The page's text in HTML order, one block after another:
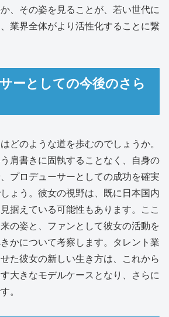
、その姿を見ることが、若い世代に
業界全体がより活性化することに繋
ーとしての今後のさら
どのような道を歩むのでしょうか。
肩書きに固執することなく、自身の
プロデューサーとしての成功を確実
ょう。彼女の視野は、既に日本国内
据えている可能性もあります。ここ
の姿と、ファンとして彼女の活動を
かについて考察します。タレント業
た彼女の新しい生き方は、これから
大きなモデルケースとなり、さらに
。